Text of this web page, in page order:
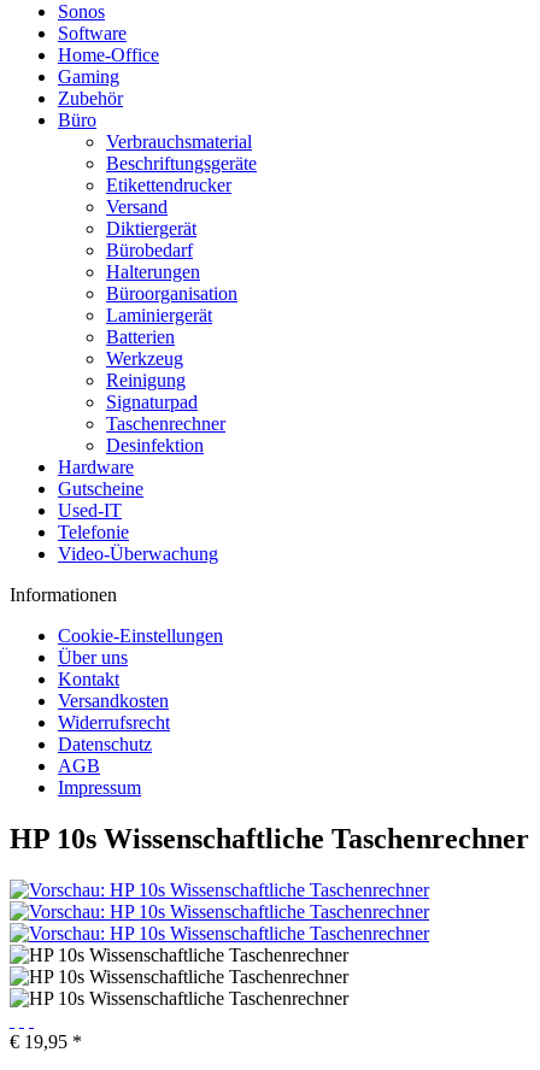
Sonos
Software
Home-Office
Gaming
Zubehör
Büro
Verbrauchsmaterial
Beschriftungsgeräte
Etikettendrucker
Versand
Diktiergerät
Bürobedarf
Halterungen
Büroorganisation
Laminiergerät
Batterien
Werkzeug
Reinigung
Signaturpad
Taschenrechner
Desinfektion
Hardware
Gutscheine
Used-IT
Telefonie
Video-Überwachung
Informationen
Cookie-Einstellungen
Über uns
Kontakt
Versandkosten
Widerrufsrecht
Datenschutz
AGB
Impressum
HP 10s Wissenschaftliche Taschenrechner
€ 19,95 *